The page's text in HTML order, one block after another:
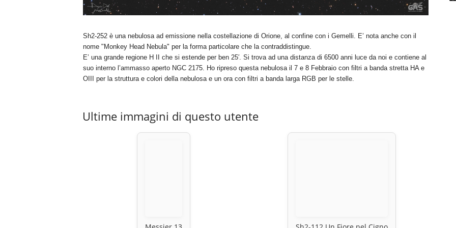
Sh2-252 è una nebulosa ad emissione nella costellazione di Orione, al confine con i Gemelli. E’ nota anche con il
nome "Monkey Head Nebula" per la forma particolare che la contraddistingue.
E’ una grande regione H II che si estende per ben 25′. Si trova ad una distanza di 6500 anni luce da noi e contiene al
suo interno l’ammasso aperto NGC 2175. Ho ripreso questa nebulosa il 7 e 8 Febbraio con filtri a banda stretta HA e
OIII per la struttura e colori della nebulosa e un ora con filtri a banda larga RGB per le stelle.
Ultime immagini di questo utente